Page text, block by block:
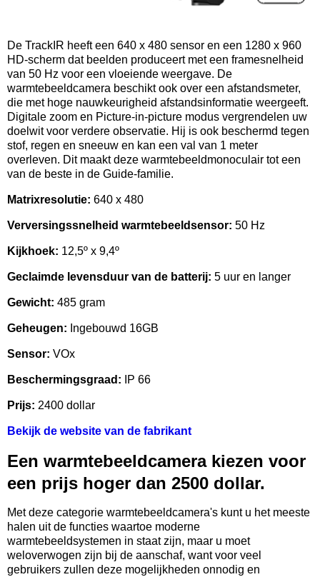
De TrackIR heeft een 640 x 480 sensor en een 1280 x 960
HD-scherm dat beelden produceert met een framesnelheid
van 50 Hz voor een vloeiende weergave. De
warmtebeeldcamera beschikt ook over een afstandsmeter,
die met hoge nauwkeurigheid afstandsinformatie weergeeft.
Digitale zoom en Picture-in-picture modus vergrendelen uw
doelwit voor verdere observatie. Hij is ook beschermd tegen
stof, regen en sneeuw en kan een val van 1 meter
overleven. Dit maakt deze warmtebeeldmonoculair tot een
van de beste in de Guide-familie.
Matrixresolutie: 640 x 480
Verversingssnelheid warmtebeeldsensor: 50 Hz
Kijkhoek: 12,5º x 9,4º
Geclaimde levensduur van de batterij: 5 uur en langer
Gewicht: 485 gram
Geheugen: Ingebouwd 16GB
Sensor: VOx
Beschermingsgraad: IP 66
Prijs: 2400 dollar
Bekijk de website van de fabrikant
Een warmtebeeldcamera kiezen voor
een prijs hoger dan 2500 dollar.
Met deze categorie warmtebeeldcamera's kunt u het meeste
halen uit de functies waartoe moderne
warmtebeeldsystemen in staat zijn, maar u moet
weloverwogen zijn bij de aanschaf, want voor veel
gebruikers zullen deze mogelijkheden onnodig en